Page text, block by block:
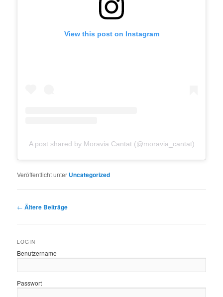
View this post on Instagram
A post shared by Moravia Cantat (@moravia_cantat)
Veröffentlicht unter Uncategorized
Beitragsnavigation
← Ältere Beiträge
LOGIN
Benutzername
Passwort